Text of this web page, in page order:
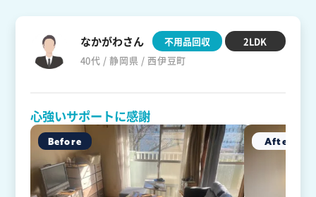
なかがわさん
40代 / 静岡県 / 西伊豆町
不用品回収 2LDK
心強いサポートに感謝